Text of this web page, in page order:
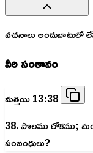
వచనాలు అందుబాటులో
వీరి సంతానం
మత్తయి 13:38
38. పొలము లోకము; మంచి
సంబంధులు?